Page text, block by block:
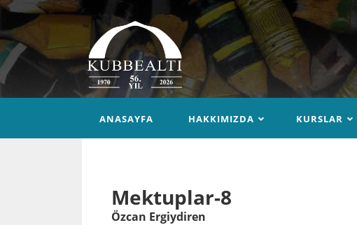
ANASAYFA HAKKIMIZDA KURSLAR
Mektuplar-8
Özcan Ergiydiren